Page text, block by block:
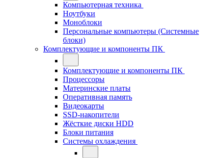
Компьютерная техника
Ноутбуки
Моноблоки
Персональные компьютеры (Системные
блоки)
Комплектующие и компоненты ПК
Комплектующие и компоненты ПК
Процессоры
Материнские платы
Оперативная память
Видеокарты
SSD-накопители
Жёсткие диски HDD
Блоки питания
Системы охлаждения